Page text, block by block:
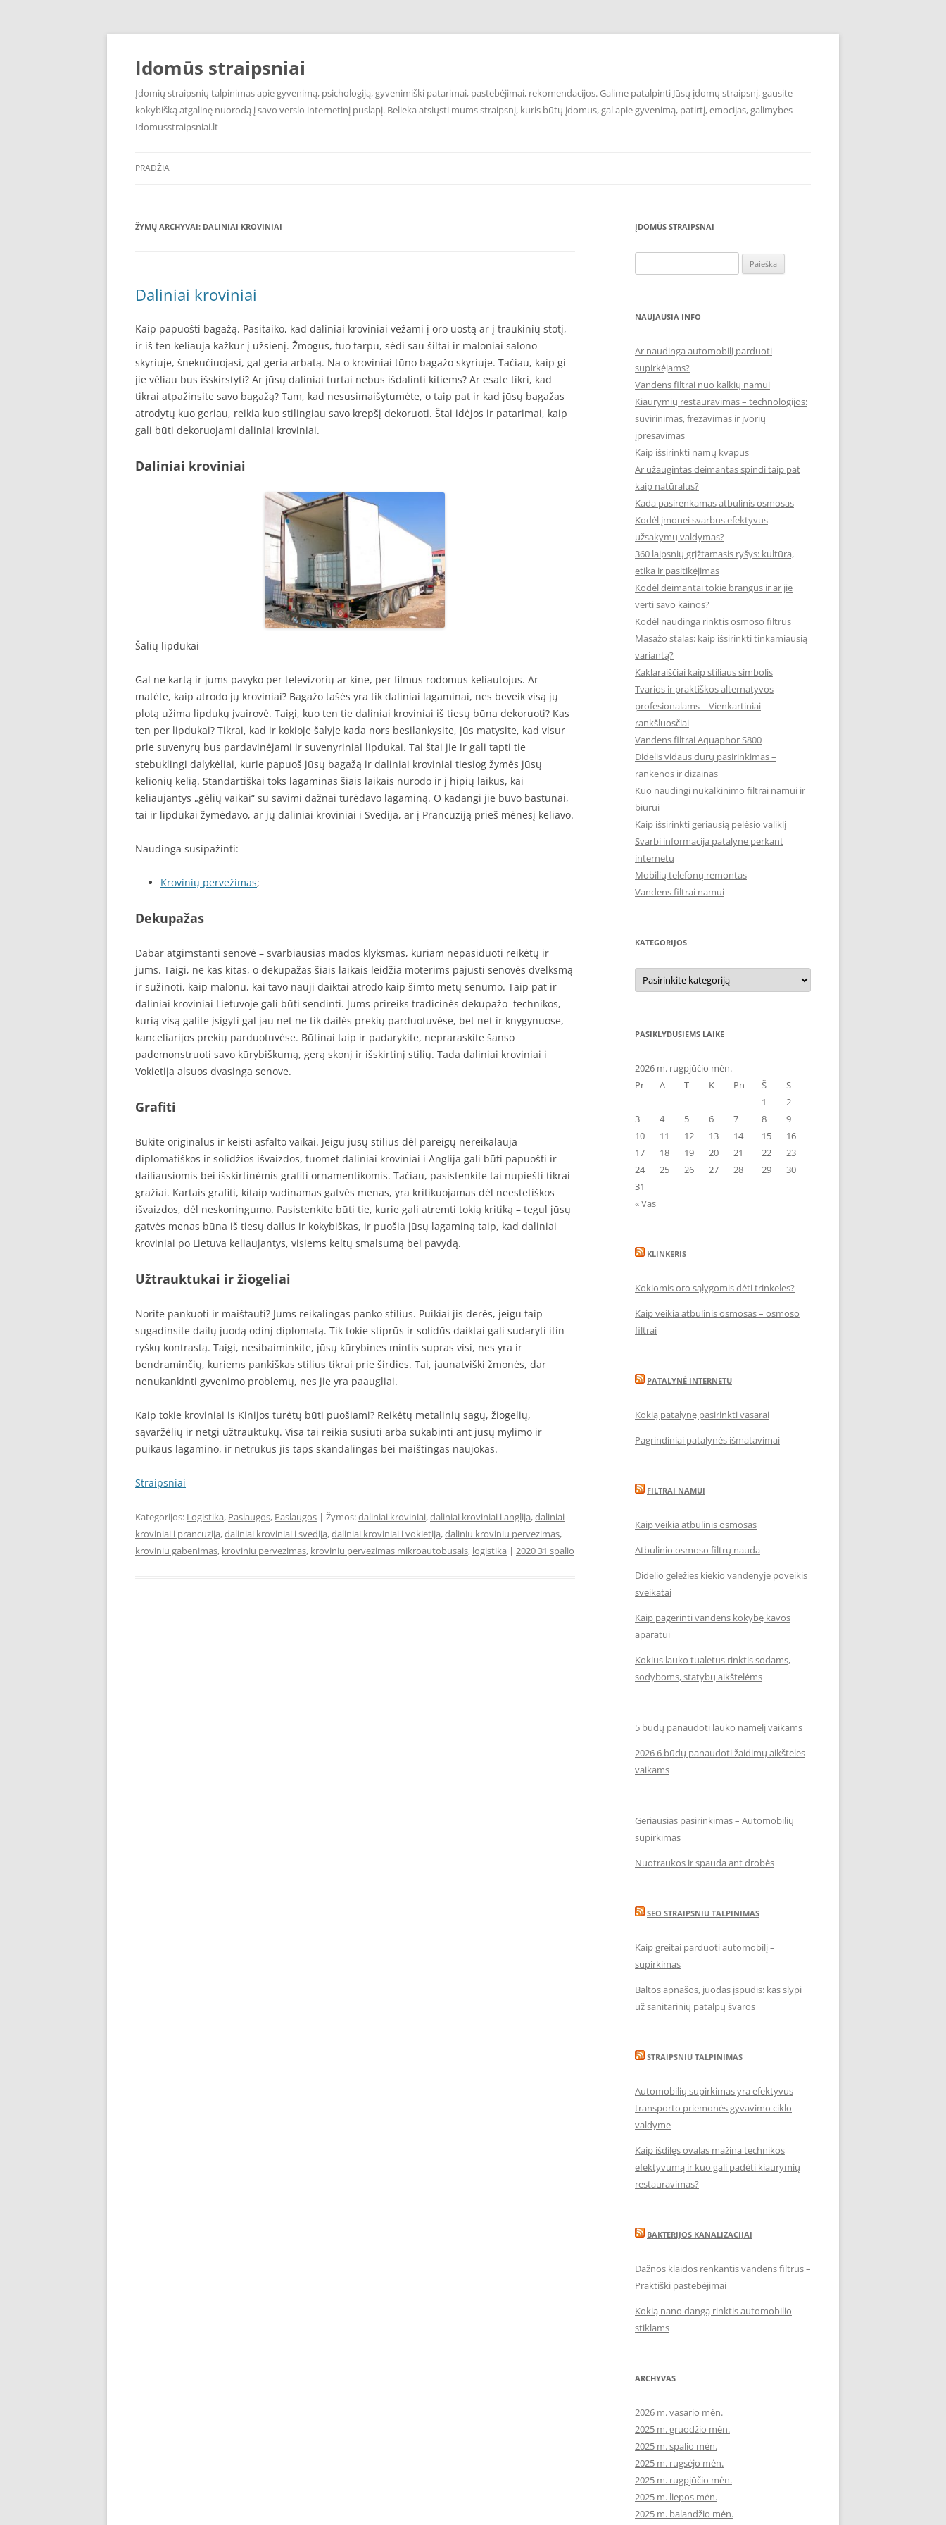
Pereiti
turinio
Idomūs straipsniai
Įdomių straipsnių talpinimas apie gyvenimą, psichologiją, gyvenimiški patarimai, pastebėjimai, rekomendacijos. Galime patalpinti Jūsų įdomų straipsnį, gausite
kokybišką atgalinę nuorodą į savo verslo internetinį puslapį. Belieka atsiųsti mums straipsnį, kuris būtų įdomus, gal apie gyvenimą, patirtį, emocijas, galimybes –
Idomusstraipsniai.lt
PRADŽIA
ŽYMŲ ARCHYVAI: DALINIAI KROVINIAI
Daliniai kroviniai
Kaip papuošti bagažą. Pasitaiko, kad daliniai kroviniai vežami į oro uostą ar į traukinių stotį,
ir iš ten keliauja kažkur į užsienį. Žmogus, tuo tarpu, sėdi sau šiltai ir maloniai salono
skyriuje, šnekučiuojasi, gal geria arbatą. Na o kroviniai tūno bagažo skyriuje. Tačiau, kaip gi
jie vėliau bus išskirstyti? Ar jūsų daliniai turtai nebus išdalinti kitiems? Ar esate tikri, kad
tikrai atpažinsite savo bagažą? Tam, kad nesusimaišytumėte, o taip pat ir kad jūsų bagažas
atrodytų kuo geriau, reikia kuo stilingiau savo krepšį dekoruoti. Štai idėjos ir patarimai, kaip
gali būti dekoruojami daliniai kroviniai.
Daliniai kroviniai
Šalių lipdukai
Gal ne kartą ir jums pavyko per televizorių ar kine, per filmus rodomus keliautojus. Ar
matėte, kaip atrodo jų kroviniai? Bagažo tašės yra tik daliniai lagaminai, nes beveik visą jų
plotą užima lipdukų įvairovė. Taigi, kuo ten tie daliniai kroviniai iš tiesų būna dekoruoti? Kas
ten per lipdukai? Tikrai, kad ir kokioje šalyje kada nors besilankysite, jūs matysite, kad visur
prie suvenyrų bus pardavinėjami ir suvenyriniai lipdukai. Tai štai jie ir gali tapti tie
stebuklingi dalykėliai, kurie papuoš jūsų bagažą ir daliniai kroviniai tiesiog žymės jūsų
kelionių kelią. Standartiškai toks lagaminas šiais laikais nurodo ir į hipių laikus, kai
keliaujantys „gėlių vaikai“ su savimi dažnai turėdavo lagaminą. O kadangi jie buvo bastūnai,
tai ir lipdukai žymėdavo, ar jų daliniai kroviniai i Svedija, ar į Prancūziją prieš mėnesį keliavo.
Naudinga susipažinti:
Krovinių pervežimas;
Dekupažas
Dabar atgimstanti senovė – svarbiausias mados klyksmas, kuriam nepasiduoti reikėtų ir
jums. Taigi, ne kas kitas, o dekupažas šiais laikais leidžia moterims pajusti senovės dvelksmą
ir sužinoti, kaip malonu, kai tavo nauji daiktai atrodo kaip šimto metų senumo. Taip pat ir
daliniai kroviniai Lietuvoje gali būti sendinti. Jums prireiks tradicinės dekupažo technikos,
kurią visą galite įsigyti gal jau net ne tik dailės prekių parduotuvėse, bet net ir knygynuose,
kanceliarijos prekių parduotuvėse. Būtinai taip ir padarykite, nepraraskite šanso
pademonstruoti savo kūrybiškumą, gerą skonį ir išskirtinį stilių. Tada daliniai kroviniai i
Vokietija alsuos dvasinga senove.
Grafiti
Būkite originalūs ir keisti asfalto vaikai. Jeigu jūsų stilius dėl pareigų nereikalauja
diplomatiškos ir solidžios išvaizdos, tuomet daliniai kroviniai i Anglija gali būti papuošti ir
dailiausiomis bei išskirtinėmis grafiti ornamentikomis. Tačiau, pasistenkite tai nupiešti tikrai
gražiai. Kartais grafiti, kitaip vadinamas gatvės menas, yra kritikuojamas dėl neestetiškos
išvaizdos, dėl neskoningumo. Pasistenkite būti tie, kurie gali atremti tokią kritiką – tegul jūsų
gatvės menas būna iš tiesų dailus ir kokybiškas, ir puošia jūsų lagaminą taip, kad daliniai
kroviniai po Lietuva keliaujantys, visiems keltų smalsumą bei pavydą.
Užtrauktukai ir žiogeliai
Norite pankuoti ir maištauti? Jums reikalingas panko stilius. Puikiai jis derės, jeigu taip
sugadinsite dailų juodą odinį diplomatą. Tik tokie stiprūs ir solidūs daiktai gali sudaryti itin
ryškų kontrastą. Taigi, nesibaiminkite, jūsų kūrybines mintis supras visi, nes yra ir
bendraminčių, kuriems pankiškas stilius tikrai prie širdies. Tai, jaunatviški žmonės, dar
nenukankinti gyvenimo problemų, nes jie yra paaugliai.
Kaip tokie kroviniai is Kinijos turėtų būti puošiami? Reikėtų metalinių sagų, žiogelių,
sąvaržėlių ir netgi užtrauktukų. Visa tai reikia susiūti arba sukabinti ant jūsų mylimo ir
puikaus lagamino, ir netrukus jis taps skandalingas bei maištingas naujokas.
Straipsniai
Kategorijos: Logistika, Paslaugos, Paslaugos | Žymos:daliniai kroviniai,daliniai kroviniai i anglija,daliniai
kroviniai i prancuzija,daliniai kroviniai i svedija,daliniai kroviniai i vokietija,daliniu kroviniu pervezimas,
kroviniu gabenimas, kroviniu pervezimas, kroviniu pervezimas mikroautobusais, logistika | 2020 31 spalio
ĮDOMŪS STRAIPSNAI
NAUJAUSIA INFO
Ar naudinga automobilį parduoti
supirkėjams?
Vandens filtrai nuo kalkių namui
Kiaurymių restauravimas – technologijos:
suvirinimas, frezavimas ir įvorių
įpresavimas
Kaip išsirinkti namų kvapus
Ar užaugintas deimantas spindi taip pat
kaip natūralus?
Kada pasirenkamas atbulinis osmosas
Kodėl įmonei svarbus efektyvus
užsakymų valdymas?
360 laipsnių grįžtamasis ryšys: kultūra,
etika ir pasitikėjimas
Kodėl deimantai tokie brangūs ir ar jie
verti savo kainos?
Kodėl naudinga rinktis osmoso filtrus
Masažo stalas: kaip išsirinkti tinkamiausią
variantą?
Kaklaraiščiai kaip stiliaus simbolis
Tvarios ir praktiškos alternatyvos
profesionalams – Vienkartiniai
rankšluosčiai
Vandens filtrai Aquaphor S800
Didelis vidaus durų pasirinkimas –
rankenos ir dizainas
Kuo naudingi nukalkinimo filtrai namui ir
biurui
Kaip išsirinkti geriausią pelėsio valiklį
Svarbi informacija patalyne perkant
internetu
Mobilių telefonų remontas
Vandens filtrai namui
KATEGORIJOS
Kategorijos
PASIKLYDUSIEMS LAIKE
2026 m. rugpjūčio mėn.
Pr
A T K Pn Š
S
1
2
3
4 5 6 7 8
9
10
11 12 13 14 15
16
17
18 19 20 21 22
23
24
25 26 27 28 29
30
31
« Vas
KLINKERIS
Kokiomis oro sąlygomis dėti trinkeles?
Kaip veikia atbulinis osmosas – osmoso
filtrai
PATALYNĖ INTERNETU
Kokią patalynę pasirinkti vasarai
Pagrindiniai patalynės išmatavimai
FILTRAI NAMUI
Kaip veikia atbulinis osmosas
Atbulinio osmoso filtrų nauda
Didelio geležies kiekio vandenyje poveikis
sveikatai
Kaip pagerinti vandens kokybę kavos
aparatui
Kokius lauko tualetus rinktis sodams,
sodyboms, statybų aikštelėms
5 būdų panaudoti lauko namelį vaikams
2026 6 būdų panaudoti žaidimų aikšteles
vaikams
Geriausias pasirinkimas – Automobilių
supirkimas
Nuotraukos ir spauda ant drobės
SEO STRAIPSNIU TALPINIMAS
Kaip greitai parduoti automobilį –
supirkimas
Baltos apnašos, juodas įspūdis: kas slypi
už sanitarinių patalpų švaros
STRAIPSNIU TALPINIMAS
Automobilių supirkimas yra efektyvus
transporto priemonės gyvavimo ciklo
valdyme
Kaip išdilęs ovalas mažina technikos
efektyvumą ir kuo gali padėti kiaurymių
restauravimas?
BAKTERIJOS KANALIZACIJAI
Dažnos klaidos renkantis vandens filtrus –
Praktiški pastebėjimai
Kokią nano dangą rinktis automobilio
stiklams
ARCHYVAS
2026 m. vasario mėn.
2025 m. gruodžio mėn.
2025 m. spalio mėn.
2025 m. rugsėjo mėn.
2025 m. rugpjūčio mėn.
2025 m. liepos mėn.
2025 m. balandžio mėn.